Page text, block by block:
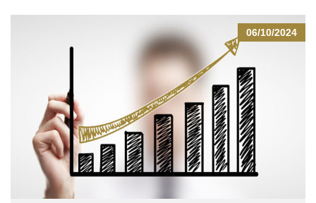
06/10/2024